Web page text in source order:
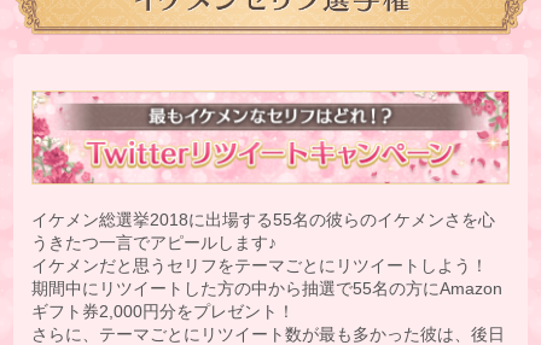
イケメン総選挙2018に出場する55名の彼らのイケメンさを心
うきたつ一言でアピールします♪
イケメンだと思うセリフをテーマごとにリツイートしよう！
期間中にリツイートした方の中から抽選で55名の方にAmazon
ギフト券2,000円分をプレゼント！
さらに、テーマごとにリツイート数が最も多かった彼は、後日